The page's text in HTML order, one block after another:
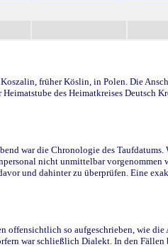
früher Köslin, in Polen. Die
des Heimatkreises
war die Chronologie des
nicht unmittelbar
und dahinter zu überprüfen. Eine
so aufgeschrieben, wie
war schließlich Dialekt. In den